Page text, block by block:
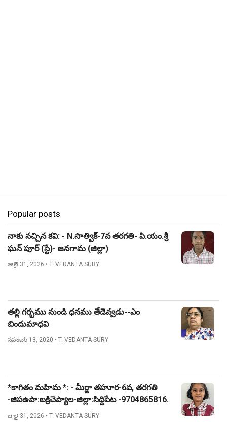
Popular posts
నాకు నచ్చిన కవి: - N.సాత్విక్-7వ తరగతి- పి.యం.శ్రీ
ఘన్ పూర్ (స్టే)- జనగామ (జిల్లా)
జులై 31, 2026 • T. VEDANTA SURY
తల్లి గర్భము నుండి ధనము తేడెవ్వడు--ఎం
బిందుమాధవి
నవంబర్ 13, 2020 • T. VEDANTA SURY
*కాగితం మహిమ *: - మీర్జా తహూర-6వ, తరగతి
-జిపఉపా:బక్రిచెప్యాల-జిల్లా:సిద్దిపేట -9704865816.
జులై 31, 2026 • T. VEDANTA SURY